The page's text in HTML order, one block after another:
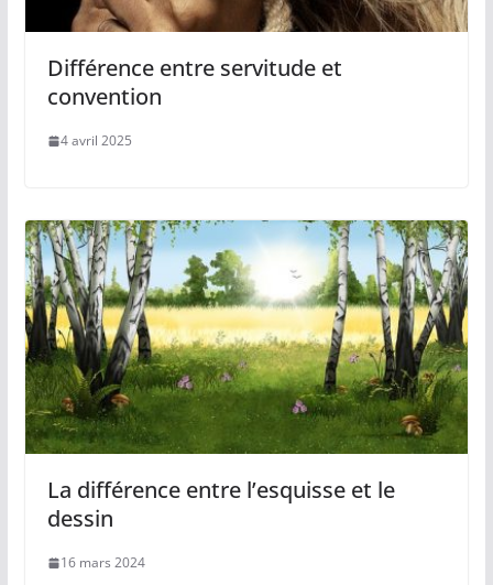
Différence entre servitude et
convention
4 avril 2025
La différence entre l’esquisse et le
dessin
16 mars 2024